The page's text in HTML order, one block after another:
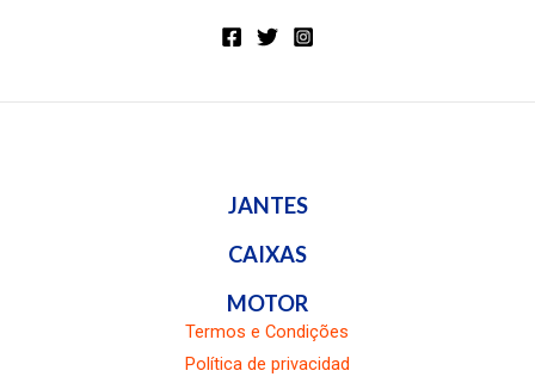
JANTES
CAIXAS
MOTOR
Termos e Condições
Política de privacidad